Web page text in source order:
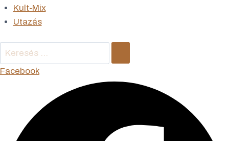
Kult-Mix
Utazás
Keresés
…
Facebook